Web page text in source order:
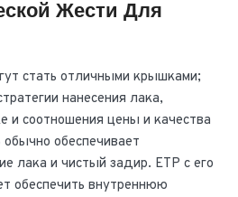
Жести Для
стать отличными крышками;
нанесения лака,
и соотношения цены и качества
обеспечивает
лака и чистый задир. ETP с его
обеспечить внутреннюю